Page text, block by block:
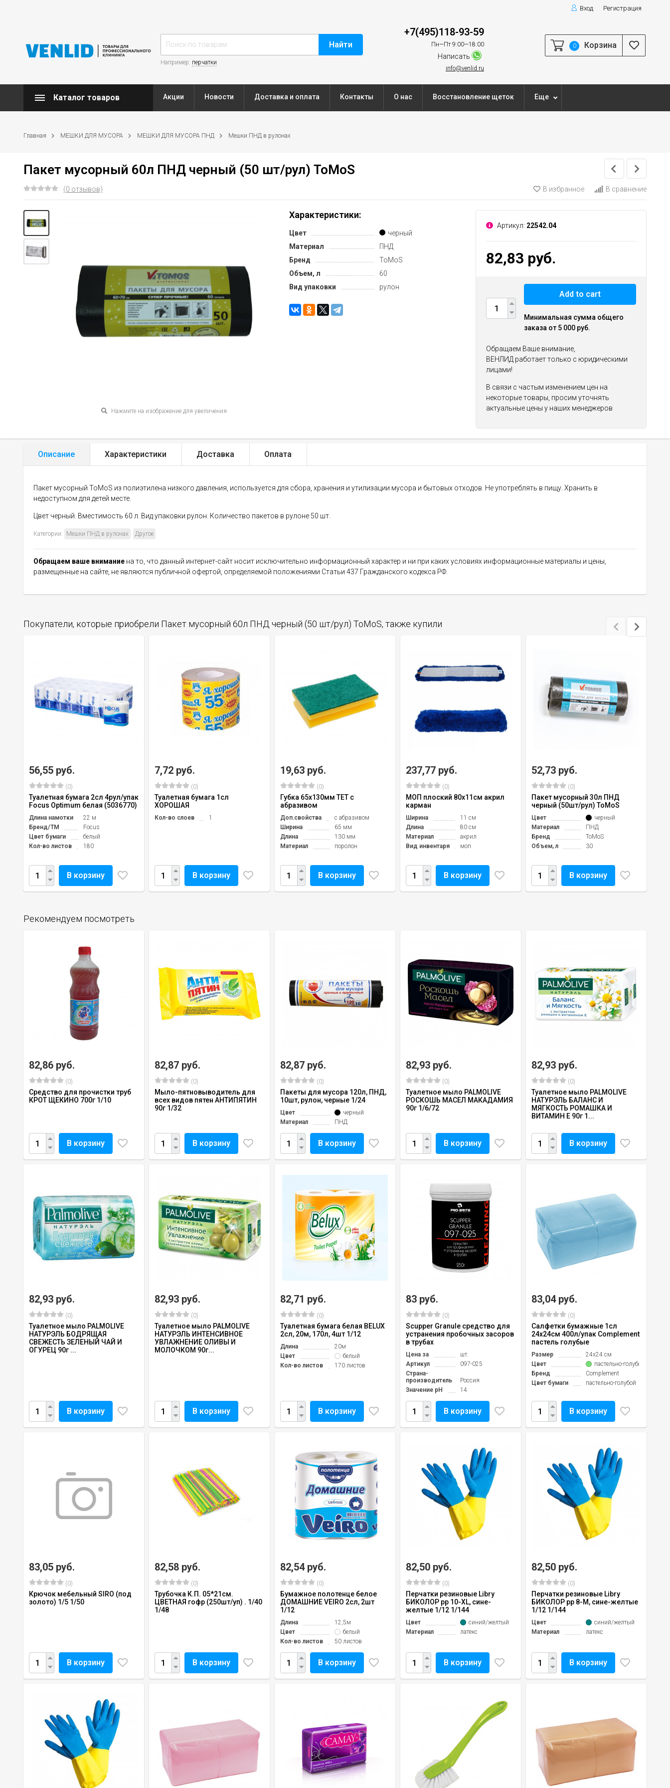
Вход Регистрация
Найти
Например: перчатки
+7(495)118-93-59
Пн—Пт 9:00—18:00
Написать
info@venlid.ru
0 Корзина
Каталог товаров Акции Новости Доставка и оплата Контакты О нас Восстановление щеток Еще
Главная МЕШКИ ДЛЯ МУСОРА МЕШКИ ДЛЯ МУСОРА ПНД Мешки ПНД в рулонах
Пакет мусорный 60л ПНД черный (50 шт/рул) ToMoS
(0 отзывов) В избранное В сравнение
Нажмите на изображение для увеличения
Характеристики:
Цвет
черный
Материал
ПНД
Бренд
ToMoS
Объем, л
60
Вид упаковки
рулон
Артикул: 22542.04
82,83 руб.
Add to cart
Минимальная сумма общего
заказа от 5 000 руб.
Обращаем Ваше внимание,
ВЕНЛИД работает только с юридическими
лицами!
В связи с частым изменением цен на
некоторые товары, просим уточнять
актуальные цены у наших менеджеров
Описание Характеристики Доставка Оплата
Пакет мусорный ToMoS из полиэтилена низкого давления, используется для сбора, хранения и утилизации мусора и бытовых отходов. Не употреблять в пищу. Хранить в
недоступном для детей месте.
Цвет черный. Вместимость 60 л. Вид упаковки рулон. Количество пакетов в рулоне 50 шт.
Категории: Мешки ПНД в рулонах Другое
Обращаем ваше внимание на то, что данный интернет-сайт носит исключительно информационный характер и ни при каких условиях информационные материалы и цены,
размещенные на сайте, не являются публичной офертой, определяемой положениями Статьи 437 Гражданского кодекса РФ.
Покупатели, которые приобрели Пакет мусорный 60л ПНД черный (50 шт/рул) ToMoS, также купили
56,55 руб.
(0)
Туалетная бумага 2сл 4рул/упак
Focus Optimum белая (5036770)
Длина намотки
22 м
Бренд/TM
Focus
Цвет бумаги
белый
Кол-во листов
180
В корзину
7,72 руб.
(0)
Туалетная бумага 1сл
ХОРОШАЯ
Кол-во слоев 1
В корзину
19,63 руб.
(0)
Губка 65х130мм TET с
абразивом
Доп.свойства
с абразивом
Ширина
65 мм
Длина
130 мм
Материал
поролон
В корзину
237,77 руб.
(0)
МОП плоский 80х11см акрил
карман
Ширина
11 см
Длина
80 см
Материал
акрил
Вид инвентаря
моп
В корзину
52,73 руб.
(0)
Пакет мусорный 30л ПНД
черный (50шт/рул) ToMoS
Цвет
черный
Материал
ПНД
Бренд
ToMoS
Объем, л
30
В корзину
Рекомендуем посмотреть
82,86 руб.
(0)
Средство для прочистки труб
КРОТ ЩЕКИНО 700г 1/10
В корзину
82,87 руб.
(0)
Мыло-пятновыводитель для
всех видов пятен АНТИПЯТИН
90г 1/32
В корзину
82,87 руб.
(0)
Пакеты для мусора 120л, ПНД,
10шт, рулон, черные 1/24
Цвет
черный
Материал
ПНД
В корзину
82,93 руб.
(0)
Туалетное мыло PALMOLIVE
РОСКОШЬ МАСЕЛ МАКАДАМИЯ
90г 1/6/72
В корзину
82,93 руб.
(0)
Туалетное мыло PALMOLIVE
НАТУРЭЛЬ БАЛАНС И
МЯГКОСТЬ РОМАШКА И
ВИТАМИН Е 90г 1...
В корзину
82,93 руб.
(0)
Туалетное мыло PALMOLIVE
НАТУРЭЛЬ БОДРЯЩАЯ
СВЕЖЕСТЬ ЗЕЛЕНЫЙ ЧАЙ И
ОГУРЕЦ 90г ...
В корзину
82,93 руб.
(0)
Туалетное мыло PALMOLIVE
НАТУРЭЛЬ ИНТЕНСИВНОЕ
УВЛАЖНЕНИЕ ОЛИВЫ И
МОЛОЧКОМ 90г...
В корзину
82,71 руб.
(0)
Туалетная бумага белая BELUX
2сл, 20м, 170л, 4шт 1/12
Длина
20м
Цвет
белый
Кол-во листов
170 листов
В корзину
83 руб.
(0)
Scupper Granule средство для
устранения пробочных засоров
в трубах
Цена за
шт.
Артикул
097-025
Страна-
производитель
Россия
Значение pH
14
В корзину
83,04 руб.
(0)
Салфетки бумажные 1сл
24х24см 400л/упак Complement
пастель голубые
Размер
24х24 см
Цвет
пастельно-голубой
Бренд
Complement
Цвет бумаги
пастельно-голубой
В корзину
83,05 руб.
(0)
Крючок мебельный SIRO (под
золото) 1/5 1/50
В корзину
82,58 руб.
(0)
Трубочка К.П. 05*21см.
ЦВЕТНАЯ гофр (250шт/уп) . 1/40
1/48
В корзину
82,54 руб.
(0)
Бумажное полотенце белое
ДОМАШНИЕ VEIRO 2сл, 2шт
1/12
Длина
12,5м
Цвет
белый
Кол-во листов
50 листов
В корзину
82,50 руб.
(0)
Перчатки резиновые Libry
БИКОЛОР рр 10-ХL, сине-
желтые 1/12 1/144
Цвет
синий/желтый
Материал
латекс
В корзину
82,50 руб.
(0)
Перчатки резиновые Libry
БИКОЛОР рр 8-М, сине-желтые
1/12 1/144
Цвет
синий/желтый
Материал
латекс
В корзину